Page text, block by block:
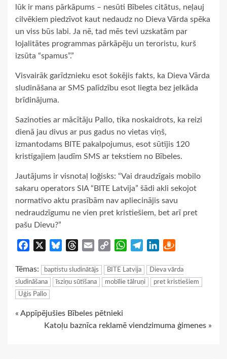
lūk ir mans pārkāpums – nesūti Bībeles citātus, neļauj
cilvēkiem piedzīvot kaut nedaudz no Dieva Vārda spēka
un viss būs labi. Ja nē, tad mēs tevi uzskatām par
lojalitātes programmas pārkāpēju un teroristu, kurš
izsūta “spamus”.”
Visvairāk garīdznieku esot šokējis fakts, ka Dieva Vārda
sludināšana ar SMS palīdzību esot liegta bez jelkāda
brīdinājuma.
Sazinoties ar mācītāju Pallo, tika noskaidrots, ka reizi
dienā jau divus ar pus gadus no vietas viņš,
izmantodams BITE pakalpojumus, esot sūtījis 120
kristīgajiem ļaudīm SMS ar tekstiem no Bībeles.
Jautājums ir visnotaļ loğisks: “Vai draudzīgais mobilo
sakaru operators SIA “BITE Latvija” šādi akli sekojot
normatīvo aktu prasībām nav apliecinājis savu
nedraudzīgumu ne vien pret kristiešiem, bet arī pret
pašu Dievu?”
Facebook BlueskyThreads
Email
Copy
WhatsApp
TelegramLinkedIn
Tēmas: baptistu sludinātājs BITE Latvija
Dieva vārda
sludināšana
īsziņu sūtīšana mobīlie tālruņi
pret kristiešiem
Uģis Pallo
Continue
« Appīpējušies Bībeles pētnieki
Katoļu baznīca reklamē viendzimuma ģimenes »